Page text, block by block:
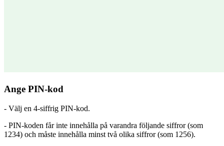
Ange PIN-kod
- Välj en 4-siffrig PIN-kod.
- PIN-koden får inte innehålla på varandra följande siffror (som
1234) och måste innehålla minst två olika siffror (som 1256).